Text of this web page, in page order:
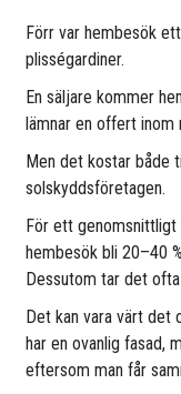
Förr var hembesök
plisségardiner.
En säljare kommer
lämnar en offert inom
Men det kostar både
solskyddsföretagen.
För ett genomsnittligt
hembesök bli 20–40
Dessutom tar det
Det kan vara värt det
har en ovanlig fasad,
eftersom man får